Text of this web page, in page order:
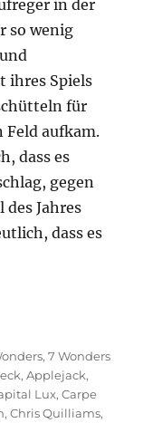
in der
so wenig
ihres Spiels
für
Feld aufkam.
dass es
gegen
Jahres
dass es
Illustratoren
,7 Wonders
,Applejack,
Lux,Carpe
,Chris Quilliams,